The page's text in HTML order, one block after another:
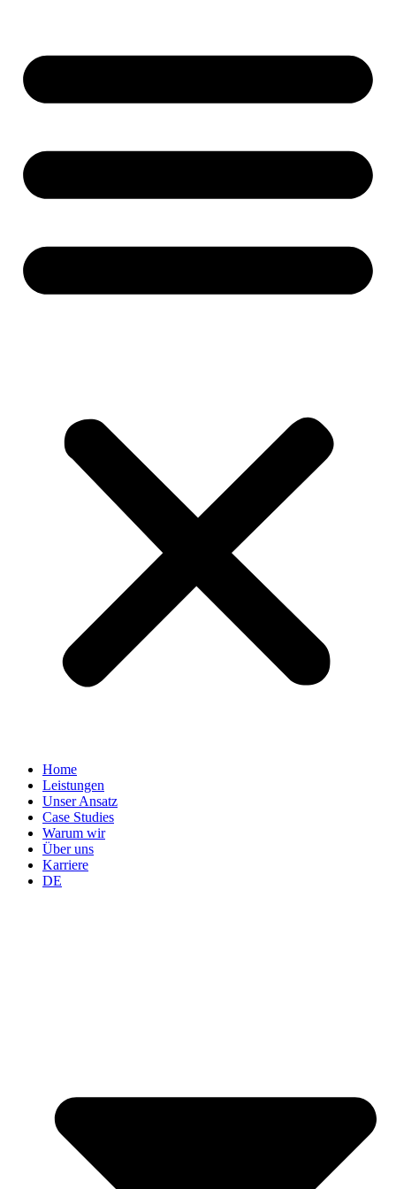
Home
Leistungen
Unser Ansatz
Case Studies
Warum wir
Über uns
Karriere
DE